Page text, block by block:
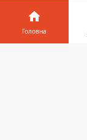
Головна